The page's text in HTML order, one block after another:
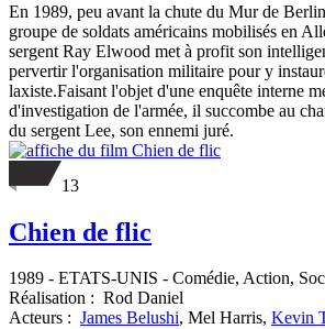
En 1989, peu avant la chute du Mur de
groupe de soldats américains mobilisés en
sergent Ray Elwood met à profit son
pervertir l'organisation militaire pour y
laxiste.Faisant l'objet d'une enquête interne
d'investigation de l'armée, il succombe au
du sergent Lee, son ennemi juré.
13
Chien de flic
1989 - ETATS-UNIS - Comédie, Action,
Réalisation : Rod Daniel
Acteurs : James Belushi, Mel Harris, Kevin